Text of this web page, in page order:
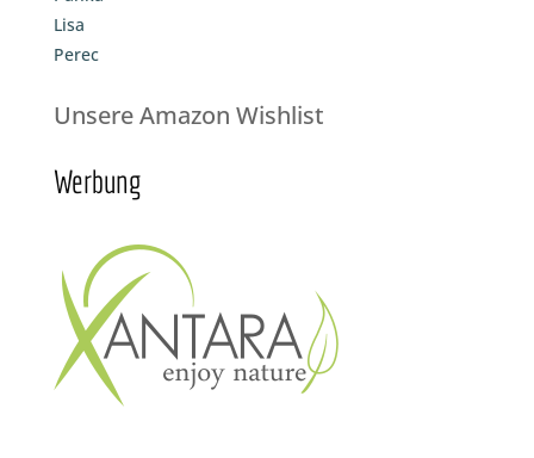
Lisa
Perec
Unsere Amazon Wishlist
Werbung